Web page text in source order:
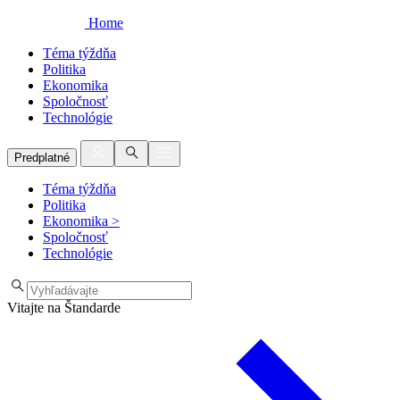
Home
Téma týždňa
Politika
Ekonomika
Spoločnosť
Technológie
Predplatné
Téma týždňa
Politika
Ekonomika >
Spoločnosť
Technológie
Vitajte na Štandarde